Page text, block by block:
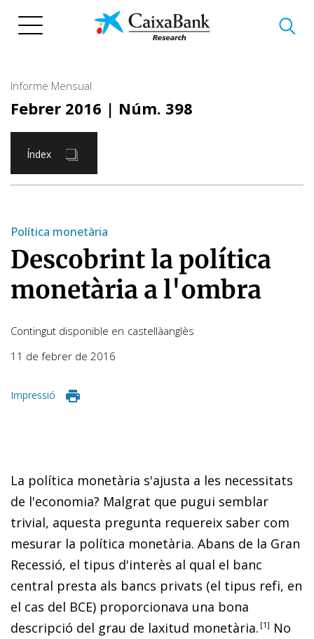
Informe Mensual
Febrer 2016 | Núm. 398
Índex
Política monetària
Descobrint la política
monetària a l'ombra
Contingut disponible en castellàanglès
11 de febrer de 2016
Impressió
La política monetària s'ajusta a les necessitats
de l'eco­­no­­mia? Malgrat que pugui semblar
trivial, aquesta pregunta requereix saber com
mesurar la política monetària. Abans de la Gran
Recessió, el tipus d'interès al qual el banc
central presta als bancs privats (el tipus refi, en
el cas del BCE) proporcionava una bona
descripció del grau de laxitud mo­­netària. 1
No